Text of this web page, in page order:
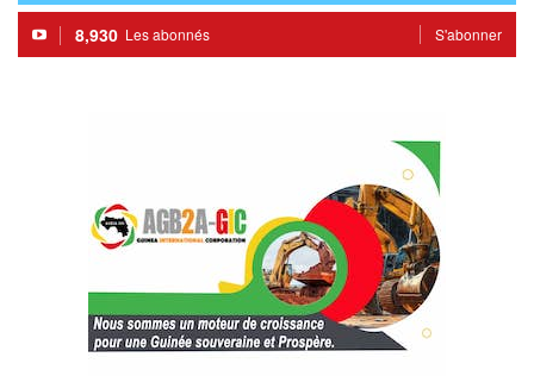
8,930 Les abonnés S'abonner